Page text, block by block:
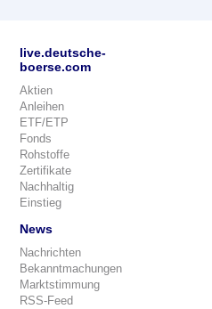
live.deutsche-
boerse.com
Aktien
Anleihen
ETF/ETP
Fonds
Rohstoffe
Zertifikate
Nachhaltig
Einstieg
News
Nachrichten
Bekanntmachungen
Marktstimmung
RSS-Feed